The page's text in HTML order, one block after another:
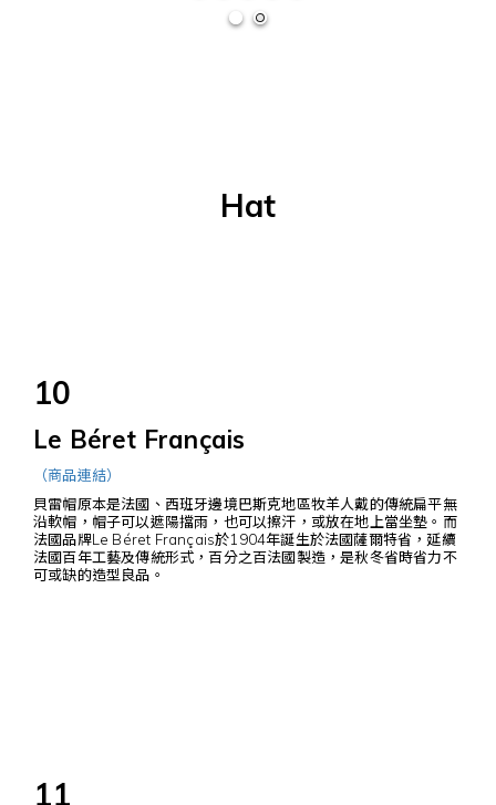
Hat
10
Le Béret Français
（商品連結）
貝雷帽原本是法國、西班牙邊境巴斯克地區牧羊人戴的傳統扁平無
沿軟帽，帽子可以遮陽擋雨，也可以擦汗，或放在地上當坐墊。而
法國品牌Le Béret Français於1904年誕生於法國薩爾特省，延續
法國百年工藝及傳統形式，百分之百法國製造，是秋冬省時省力不
可或缺的造型良品。
11